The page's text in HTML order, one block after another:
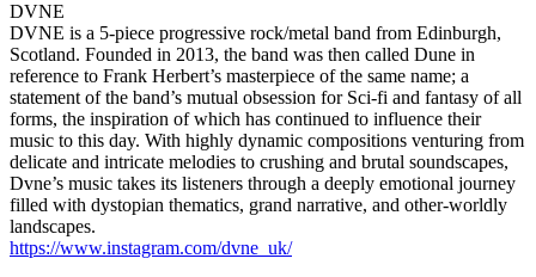
DVNE
DVNE is a 5-piece progressive rock/metal band from Edinburgh,
Scotland. Founded in 2013, the band was then called Dune in
reference to Frank Herbert’s masterpiece of the same name; a
statement of the band’s mutual obsession for Sci-fi and fantasy of all
forms, the inspiration of which has continued to influence their
music to this day. With highly dynamic compositions venturing from
delicate and intricate melodies to crushing and brutal soundscapes,
Dvne’s music takes its listeners through a deeply emotional journey
filled with dystopian thematics, grand narrative, and other-worldly
landscapes.
https://www.instagram.com/dvne_uk/